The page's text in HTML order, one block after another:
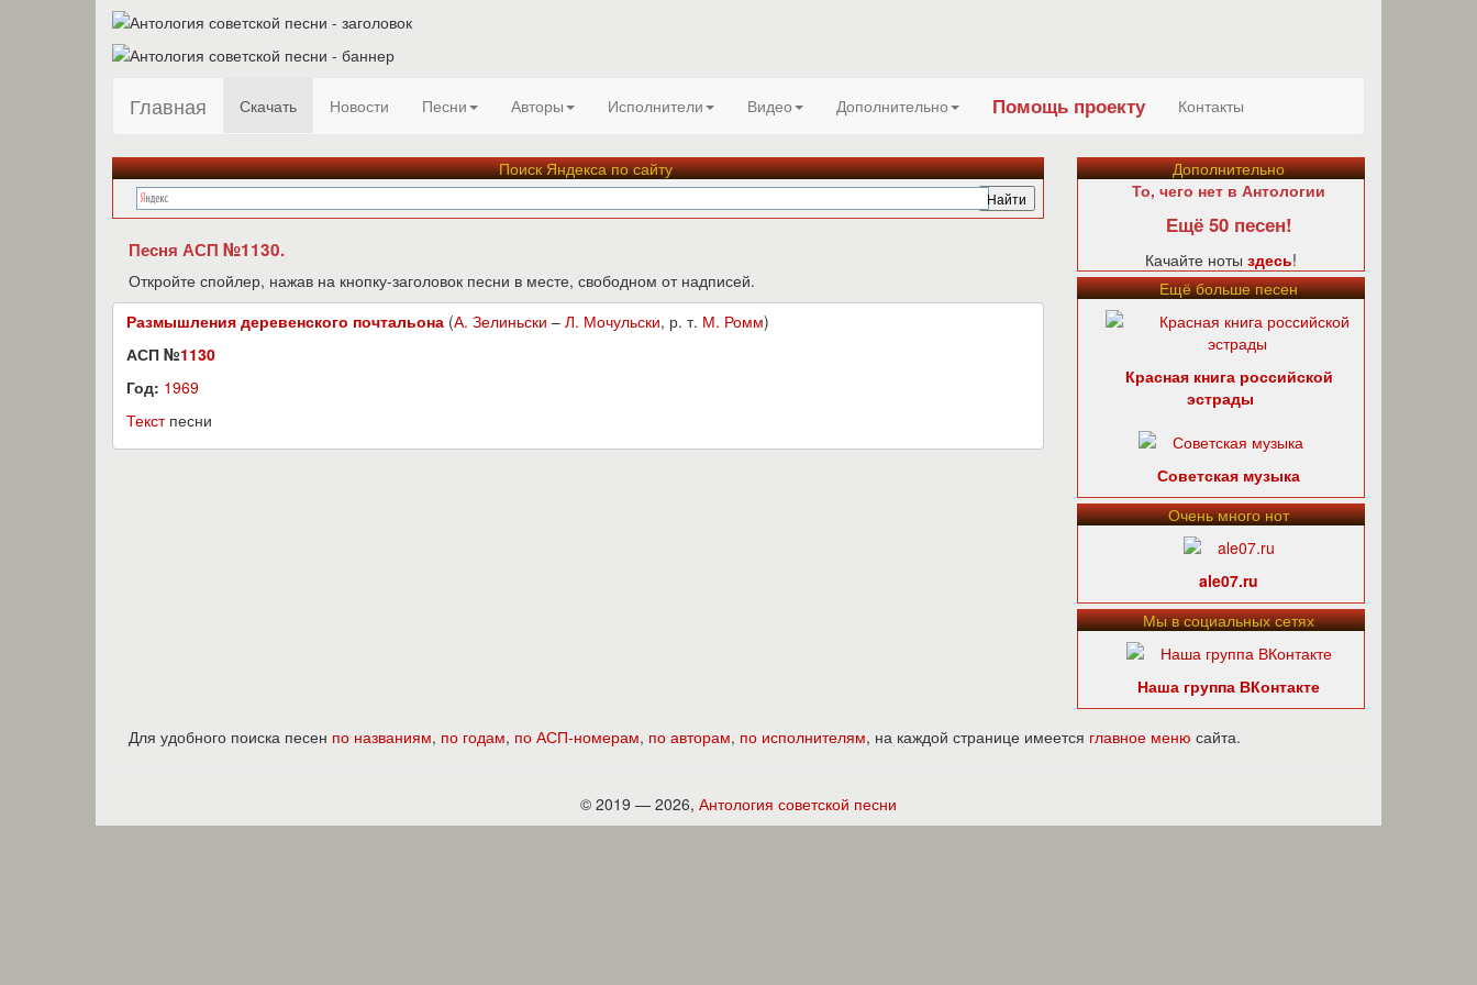
Главная Скачать Новости Песни Авторы Исполнители Видео Дополнительно Помощь проекту Контакты
Поиск Яндекса по сайту
Песня АСП №1130.
Откройте спойлер, нажав на кнопку-заголовок песни в месте, свободном от надписей.
Размышления деревенского почтальона (А. Зелиньски – Л. Мочульски, р. т. М. Ромм)
АСП №1130
Год: 1969
Текстпесни
Дополнительно
То, чего нет в Антологии
Ещё 50 песен!
Качайте ноты здесь!
Ещё больше песен
Красная книга российской
эстрады
Советская музыка
Очень много нот
ale07.ru
Мы в социальных сетях
Наша группа ВКонтакте
Для удобного поиска песен по названиям, по годам, по АСП-номерам, по авторам, по исполнителям, на каждой странице имеется главное меню сайта.
© 2019 — 2026, Антология советской песни